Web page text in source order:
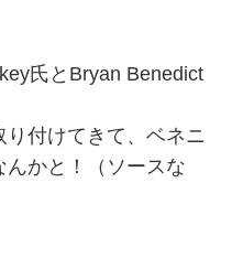
氏とBryan Benedict
付けてきて、ベネニ
かと！（ソースな